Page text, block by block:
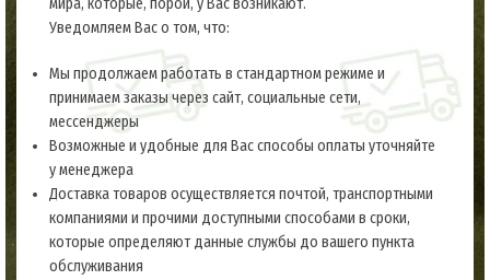
мира, которые, порой, у Вас возникают.
Уведомляем Вас о том, что:
Мы продолжаем работать в стандартном режиме и
принимаем заказы через сайт, социальные сети,
мессенджеры
Возможные и удобные для Вас способы оплаты уточняйте
у менеджера
Доставка товаров осуществляется почтой, транспортными
компаниями и прочими доступными способами в сроки,
которые определяют данные службы до вашего пункта
обслуживания